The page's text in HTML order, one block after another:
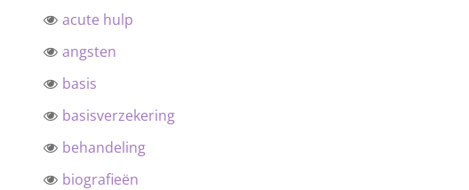
acute hulp
angsten
basis
basisverzekering
behandeling
biografieën